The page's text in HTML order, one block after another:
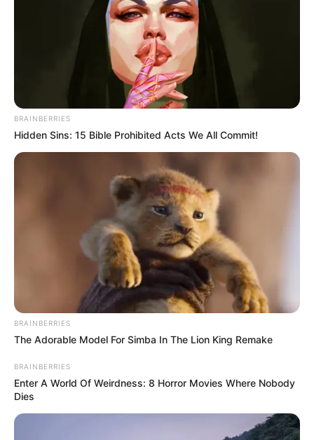
Επιπλέον, όπως διαπιστώθηκε, στερούταν
νομιμοποιητικών εγγράφων παραμονής τους
Την προανάκριση διενήργησε το Τμήμα
Ασφαλείας Χαλκίδας.
Περισσότερα νέα από την Εύβοια
Εύβοια: Θλίψη για γνωστό επαγγελματία που
έφυγε από την ζωή
ΣΟΚ: Γυναίκα έπεσε από την υψηλή γέφυρα
Εύβοια: Θλίψη για γνωστό επαγγελματία που
έφυγε από την ζωή
Ακολουθήστε το evianews.com στοGoogle
News
BRAINBERRIES
Hidden Sins: 15 Bible Prohibited Acts We All Commit!
BRAINBERRIES
The Adorable Model For Simba In The Lion King Remake
BRAINBERRIES
Enter A World Of Weirdness: 8 Horror Movies Where Nobody
Dies